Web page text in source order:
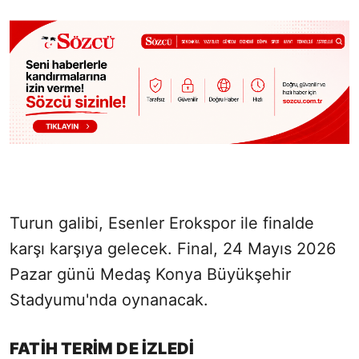
Turun galibi, Esenler Erokspor ile finalde
karşı karşıya gelecek. Final, 24 Mayıs 2026
Pazar günü Medaş Konya Büyükşehir
Stadyumu'nda oynanacak.
FATİH TERİM DE İZLEDİ